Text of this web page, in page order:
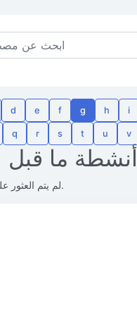
d e f g h i
q r s t u v
أنشطة ما قبل
لم يتم العثور على أي مصطلحات.